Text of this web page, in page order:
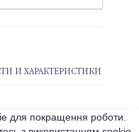
И ХАРАКТЕРИСТИКИ
для покращення роботи.